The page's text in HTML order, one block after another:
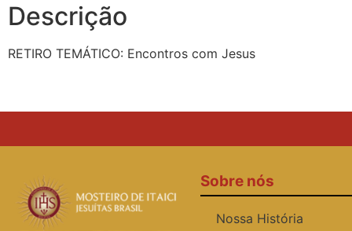
Descrição
RETIRO TEMÁTICO: Encontros com Jesus
Sobre nós
Nossa História